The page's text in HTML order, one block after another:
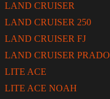
LAND CRUISER
LAND CRUISER 250
LAND CRUISER FJ
LAND CRUISER PRADO
LITE ACE
LITE ACE NOAH